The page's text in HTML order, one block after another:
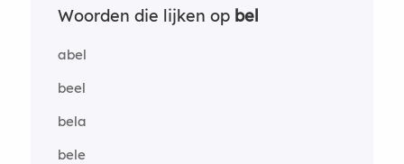
Woorden die lijken op bel
abel
beel
bela
bele